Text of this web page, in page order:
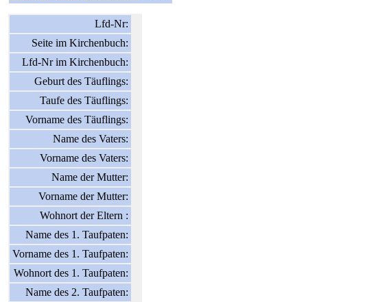
Lfd-Nr:
Seite im Kirchenbuch:
Lfd-Nr im Kirchenbuch:
Geburt des Täuflings:
Taufe des Täuflings:
Vorname des Täuflings:
Name des Vaters:
Vorname des Vaters:
Name der Mutter:
Vorname der Mutter:
Wohnort der Eltern :
Name des 1. Taufpaten:
Vorname des 1. Taufpaten:
Wohnort des 1. Taufpaten:
Name des 2. Taufpaten: